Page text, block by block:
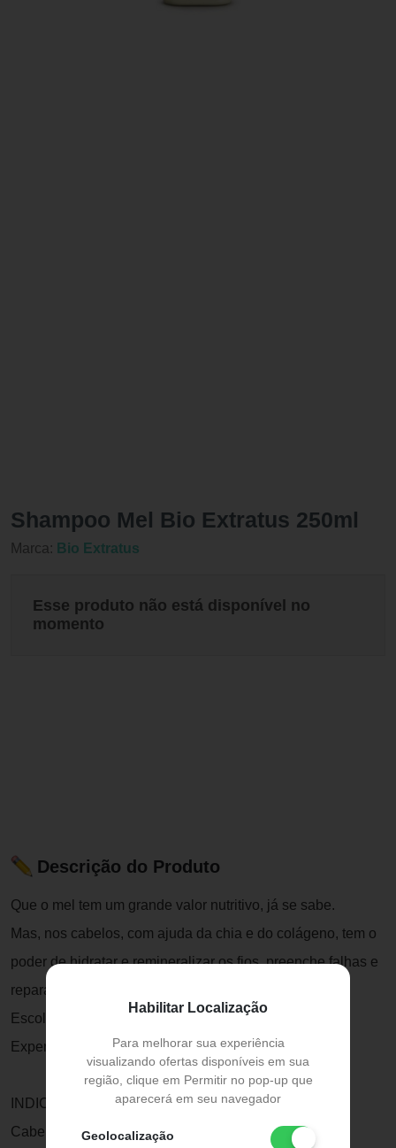
Habilitar Localização
Para melhorar sua experiência
visualizando ofertas disponíveis em sua
região, clique em Permitir no pop-up que
aparecerá em seu navegador
Geolocalização
Shampoo Mel Bio Extratus 250ml
Marca: Bio Extratus
Esse produto não está disponível no
momento
Descrição do Produto
Que o mel tem um grande valor nutritivo, já se sabe.
Mas, nos cabelos, com ajuda da chia e do colágeno, tem o
poder de hidratar e remineralizar os fios, preenche falhas e
repara danos profundos.
Escolha a linha que trata seus cabelos com doçura.
Experimente a linha Mel.
INDICAÇÃO
Cabelos porosos.